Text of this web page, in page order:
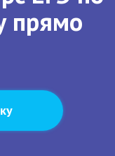
прямо